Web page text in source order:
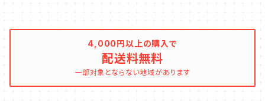
4,000円以上の購入で
配送料無料
一部対象とならない地域があります